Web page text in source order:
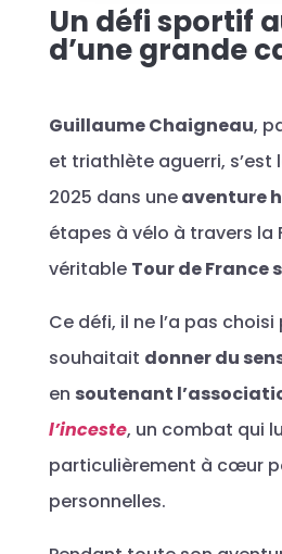
Un défi sportif
d’une grande
Guillaume Chaigneau,
et triathlète aguerri, s’est
2025 dans uneaventure
étapes à vélo à travers la
véritable Tour de France
Ce défi, il ne l’a pas
souhaitait donner du
en soutenant
l’inceste, un combat qui
particulièrement à cœur
personnelles.